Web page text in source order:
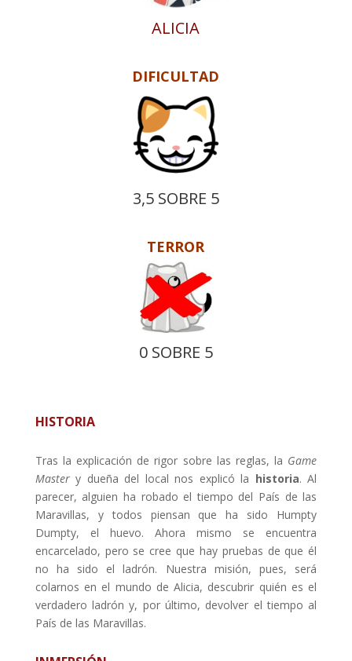
ALICIA
DIFICULTAD
3,5 SOBRE 5
TERROR
0 SOBRE 5
HISTORIA
Tras la explicación de rigor sobre las reglas, la Game
Master y dueña del local nos explicó la historia. Al
parecer, alguien ha robado el tiempo del País de las
Maravillas, y todos piensan que ha sido Humpty
Dumpty, el huevo. Ahora mismo se encuentra
encarcelado, pero se cree que hay pruebas de que él
no ha sido el ladrón. Nuestra misión, pues, será
colarnos en el mundo de Alicia, descubrir quién es el
verdadero ladrón y, por último, devolver el tiempo al
País de las Maravillas.